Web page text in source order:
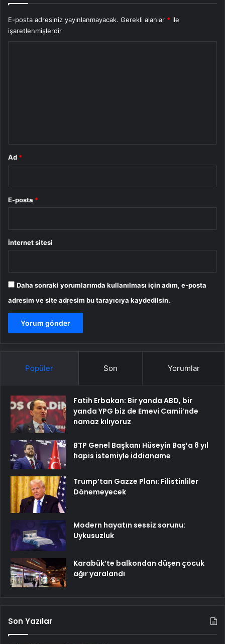
E-posta adresiniz yayınlanmayacak. Gerekli alanlar * ile
işaretlenmişlerdir
Ad *
E-posta *
İnternet sitesi
Daha sonraki yorumlarımda kullanılması için adım, e-posta
adresim ve site adresim bu tarayıcıya kaydedilsin.
Popüler Son Yorumlar
Fatih Erbakan: Bir yanda ABD, bir
yanda YPG biz de Emevi Camii’nde
namaz kılıyoruz
BTP Genel Başkanı Hüseyin Baş’a 8 yıl
hapis istemiyle iddianame
Trump’tan Gazze Planı: Filistinliler
Dönemeyecek
Modern hayatın sessiz sorunu:
Uykusuzluk
Karabük’te balkondan düşen çocuk
ağır yaralandı
Son Yazılar